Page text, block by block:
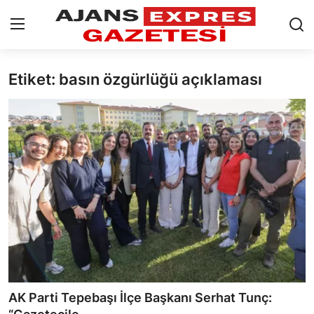
GİRİŞ YAP Kayıt olmak
AnaSayfa
Eskişehir Siyaset
Siyaset
Türkiye Gündemi
Yerel
Siber Güvenlik
Eğitim
Etiket: basın özgürlüğü açıklaması
AK Parti Tepebaşı İlçe Başkanı Serhat Tunç: